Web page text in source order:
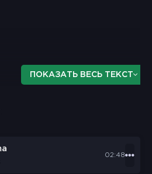
ПОКАЗАТЬ ВЕСЬ ТЕКСТ
02:48